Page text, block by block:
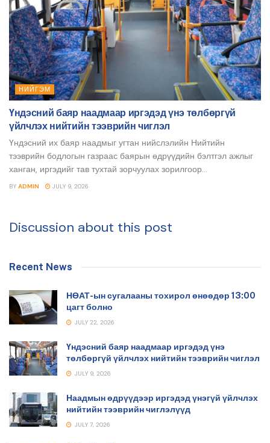
НИЙГЭМ
Үндэсний баяр наадмаар иргэдэд үнэ төлбөргүй
үйлчлэх нийтийн тээврийн чиглэл
Үндэсний их баяр наадмыг угтан нийслэлийн Нийтийн
тээврийн бодлогын газраас баярын өдрүүдийн бэлтгэл ажлыг
ханган, иргэдийг тав тухтай зорчуулах зорилгоор...
BY ADMIN JULY 9, 2026
Discussion about this post
Recent News
НӨАТ-ын сугалааны тохирол өнөөдөр 13:00
цагт болно
JULY 22, 2026
Үндэсний баяр наадмаар иргэдэд үнэ
төлбөргүй үйлчлэх нийтийн тээврийн чиглэл
JULY 9, 2026
Наадмын өдрүүдээр иргэдэд үнэгүй үйлчлэх
нийтийн тээврийн чиглэлүүд
JULY 7, 2026